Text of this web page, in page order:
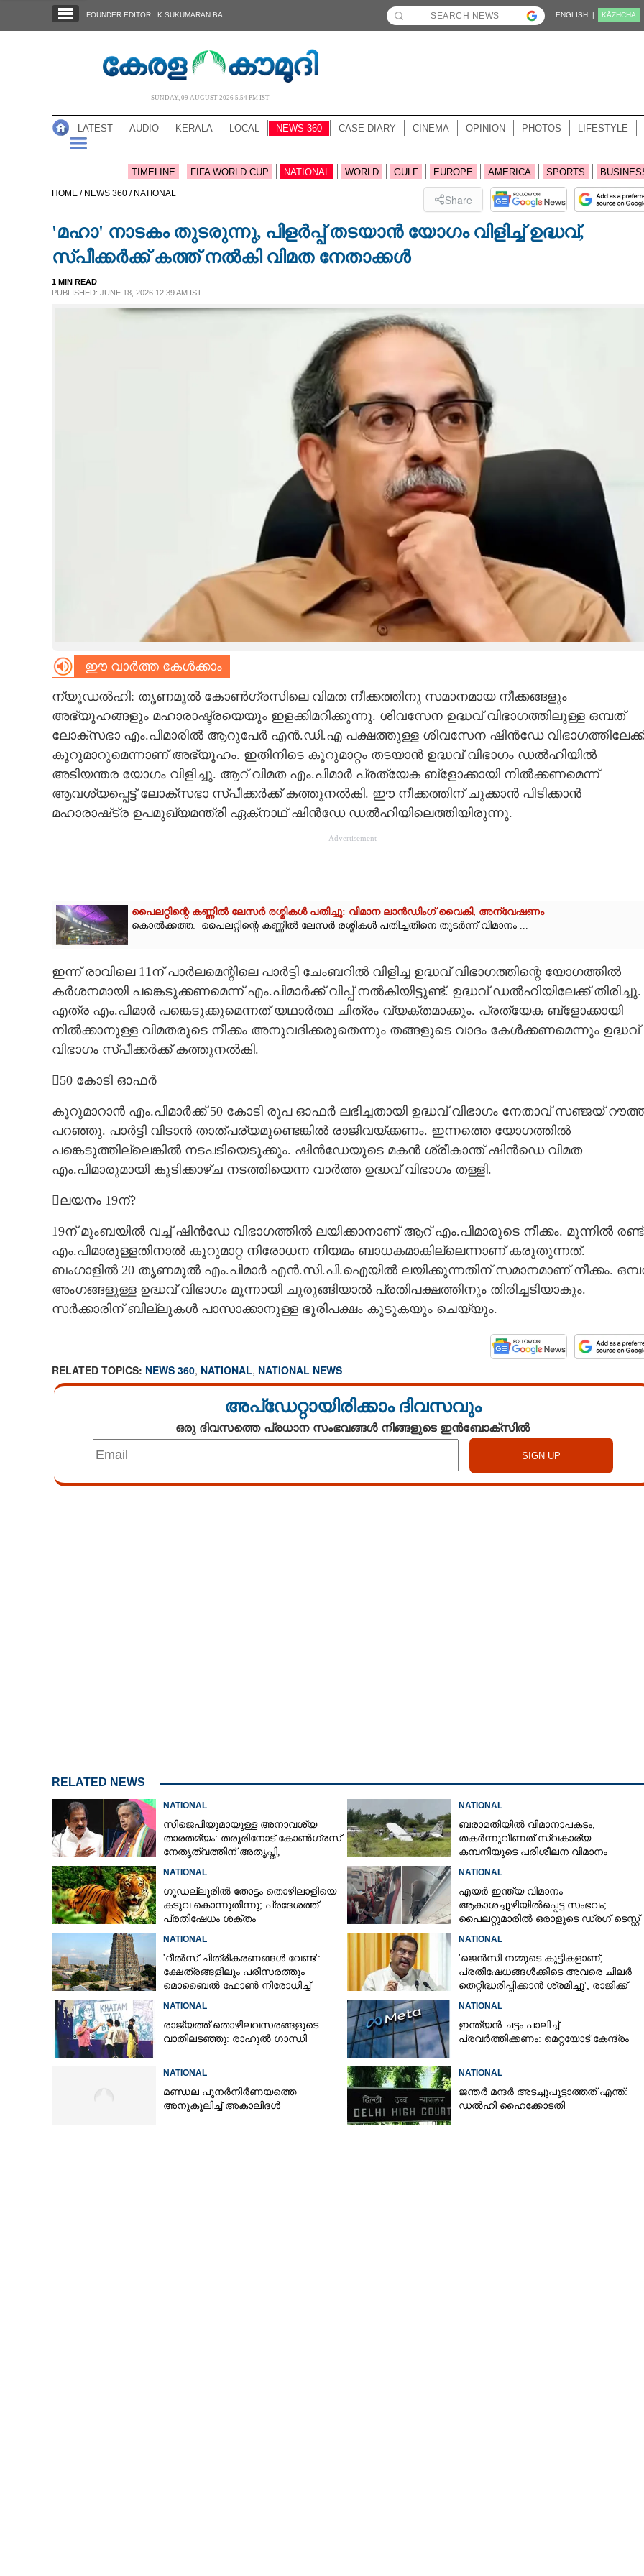
NOTIFIED NEWS
NEWS 360
CASE DIARY
CARTOONS
CONTACT US
FOUNDER EDITOR : K SUKUMARAN BA ENGLISH | KĀZHCHA
SUNDAY, 09 AUGUST 2026 5.54 PM IST
LATEST AUDIO KERALA LOCAL NEWS 360 CASE DIARY CINEMA OPINION PHOTOS LIFESTYLE
TIMELINE FIFA WORLD CUP NATIONAL WORLD GULF EUROPE AMERICA SPORTS
HOME / NEWS 360 / NATIONAL Share
'മഹാ' നാടകം തുടരുന്നു, പിളർപ്പ് തടയാൻ യോഗം വിളിച്ച് ഉദ്ധവ്,
സ്പീക്കർക്ക് കത്ത് നൽകി വിമത നേതാക്കൾ
1 MIN READ
PUBLISHED: JUNE 18, 2026 12:39 AM IST
ഈ വാർത്ത കേൾക്കാം
ന്യൂഡൽഹി: തൃണമൂൽ കോൺഗ്രസിലെ വിമത നീക്കത്തിനു സമാനമായ നീക്കങ്ങളും
അഭ്യൂഹങ്ങളും മഹാരാഷ്ട്രയെയും ഇളക്കിമറിക്കുന്നു. ശിവസേന ഉദ്ധവ് വിഭാഗത്തിലുള്ള ഒമ്പത്
ലോക്‌സഭാ എം.പിമാരിൽ ആറുപേർ എൻ.ഡി.എ പക്ഷത്തുള്ള ശിവസേന ഷിൻഡേ വിഭാഗത്തിലേക്ക്
കൂറുമാറുമെന്നാണ് അഭ്യൂഹം. ഇതിനിടെ കൂറുമാറ്റം തടയാൻ ഉദ്ധവ് വിഭാഗം ഡൽഹിയിൽ
അടിയന്തര യോഗം വിളിച്ചു. ആറ് വിമത എം.പിമാർ പ്രത്യേക ബ്ളോക്കായി നിൽക്കണമെന്ന്
ആവശ്യപ്പെട്ട് ലോക്‌സഭാ സ്‌പീക്കർക്ക് കത്തുനൽകി. ഈ നീക്കത്തിന് ചുക്കാൻ പിടിക്കാൻ
മഹാരാഷ്‌ട്ര ഉപമുഖ്യമന്ത്രി ഏക്‌നാഥ് ഷിൻഡേ ഡൽഹിയിലെത്തിയിരുന്നു.
Advertisement
പൈലറ്റിന്റെ കണ്ണിൽ ലേസർ രശ്മികൾ പതിച്ചു: വിമാന ലാൻഡിംഗ് വൈകി, അന്വേഷണം
കൊൽക്കത്ത: പൈലറ്റിന്റെ കണ്ണിൽ ലേസർ രശ്മികൾ പതിച്ചതിനെ തുടർന്ന് വിമാനം ...
ഇന്ന് രാവിലെ 11ന് പാർലമെന്റിലെ പാർട്ടി ചേംബറിൽ വിളിച്ച ഉദ്ധവ് വിഭാഗത്തിന്റെ യോഗത്തിൽ
കർശനമായി പങ്കെടുക്കണമെന്ന് എം.പിമാർക്ക് വിപ്പ് നൽകിയിട്ടുണ്ട്. ഉദ്ധവ് ഡൽഹിയിലേക്ക് തിരിച്ചു.
എത്ര എം.പിമാർ പങ്കെടുക്കുമെന്നത് യഥാർത്ഥ ചിത്രം വ്യക്തമാക്കും. പ്രത്യേക ബ്ളോക്കായി
നിൽക്കാനുള്ള വിമതരുടെ നീക്കം അനുവദിക്കരുതെന്നും തങ്ങളുടെ വാദം കേൾക്കണമെന്നും ഉദ്ധവ്
വിഭാഗം സ്‌പീക്കർക്ക് കത്തുനൽകി.
50 കോടി ഓഫർ
കൂറുമാറാൻ എം.പിമാർക്ക് 50 കോടി രൂപ ഓഫർ ലഭിച്ചതായി ഉദ്ധവ് വിഭാഗം നേതാവ് സഞ്ജയ്
പറഞ്ഞു. പാർട്ടി വിടാൻ താത്പര്യമുണ്ടെങ്കിൽ രാജിവയ്‌ക്കണം. ഇന്നത്തെ യോഗത്തിൽ
പങ്കെടുത്തില്ലെങ്കിൽ നടപടിയെടുക്കും. ഷിൻഡേയുടെ മകൻ ശ്രീകാന്ത് ഷിൻഡെ വിമത
എം.പിമാരുമായി കൂടിക്കാഴ്‌ച നടത്തിയെന്ന വാർത്ത ഉദ്ധവ് വിഭാഗം തള്ളി.
ലയനം 19ന്?
19ന് മുംബയിൽ വച്ച് ഷിൻഡേ വിഭാഗത്തിൽ ലയിക്കാനാണ് ആറ് എം.പിമാരുടെ നീക്കം. മൂന്നിൽ രണ്ട്
എം.പിമാരുള്ളതിനാൽ കൂറുമാറ്റ നിരോധന നിയമം ബാധകമാകില്ലെന്നാണ് കരുതുന്നത്.
ബംഗാളിൽ 20 തൃണമൂൽ എം.പിമാർ എൻ.സി.പി.ഐയിൽ ലയിക്കുന്നതിന് സമാനമാണ് നീക്കം.
അംഗങ്ങളുള്ള ഉദ്ധവ് വിഭാഗം മൂന്നായി ചുരുങ്ങിയാൽ പ്രതിപക്ഷത്തിനും തിരിച്ചടിയാകും.
സർക്കാരിന് ബില്ലുകൾ പാസാക്കാനുള്ള ഭൂരിപക്ഷം കൂടുകയും ചെയ്യും.
RELATED TOPICS: NEWS 360, NATIONAL, NATIONAL NEWS
അപ്ഡേറ്റായിരിക്കാം ദിവസവും
ഒരു ദിവസത്തെ പ്രധാന സംഭവങ്ങൾ നിങ്ങളുടെ ഇൻബോക്സിൽ
RELATED NEWS
NATIONAL
സിജെപിയുമായുള്ള അനാവശ്യ
താരതമ്യം: തരൂരിനോട് കോൺഗ്രസ്
നേതൃത്വത്തിന് അതൃപ്തി,
NATIONAL
ബരാമതിയിൽ വിമാനാപകടം;
തകർന്നുവീണത് സ്വകാര്യ
കമ്പനിയുടെ പരിശീലന വിമാനം
NATIONAL
ഗൂഡല്ലൂരിൽ തോട്ടം തൊഴിലാളിയെ
കടുവ കൊന്നുതിന്നു; പ്രദേശത്ത്
പ്രതിഷേധം ശക്തം
NATIONAL
എയർ ഇന്ത്യ വിമാനം
ആകാശച്ചുഴിയിൽപ്പെട്ട സംഭവം;
പൈലറ്റുമാരിൽ ഒരാളുടെ ഡ്രഗ് ടെസ്റ്റ്
NATIONAL
'റീൽസ് ചിത്രീകരണങ്ങൾ വേണ്ട':
ക്ഷേത്രങ്ങളിലും പരിസരത്തും
മൊബൈൽ ഫോൺ നിരോധിച്ച്
NATIONAL
'ജെൻസി നമ്മുടെ കുട്ടികളാണ്,
പ്രതിഷേധങ്ങൾക്കിടെ അവരെ ചിലർ
തെറ്റിദ്ധരിപ്പിക്കാൻ ശ്രമിച്ചു'; രാജിക്ക്
NATIONAL
രാജ്യത്ത് തൊഴിലവസരങ്ങളുടെ
വാതിലടഞ്ഞു: രാഹുൽ ഗാന്ധി
NATIONAL
ഇന്ത്യൻ ചട്ടം പാലിച്ച്
പ്രവർത്തിക്കണം: മെറ്റയോട് കേന്ദ്രം
NATIONAL
മണ്ഡല പുനർനിർണയത്തെ
അനുകൂലിച്ച് അകാലിദൾ
NATIONAL
ജന്ത‌‌ർ മന്ദർ അടച്ചുപൂട്ടാത്തത് എന്ത്:
ഡൽഹി ഹൈക്കോടതി